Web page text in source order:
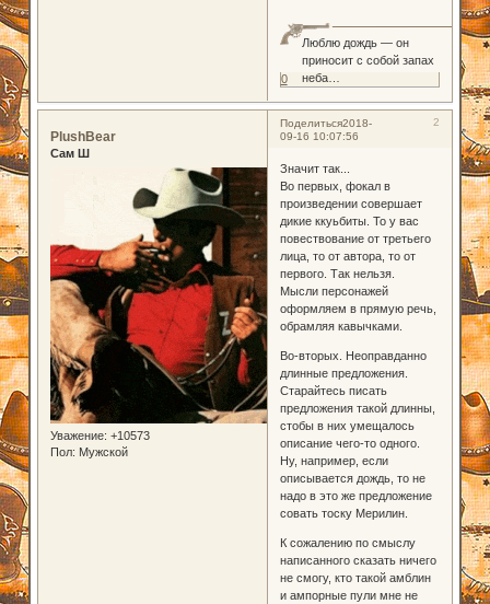
Люблю дождь — он
приносит с собой запах
неба…
0
Поделиться 2
2018-
09-16 10:07:56
PlushBear
Сам Ш
Уважение: +10573
Пол: Мужской
Значит так...
Во первых, фокал в
произведении совершает
дикие ккуьбиты. То у вас
повествование от третьего
лица, то от автора, то от
первого. Так нельзя.
Мысли персонажей
оформляем в прямую речь,
обрамляя кавычками.
Во-вторых. Неоправданно
длинные предложения.
Старайтесь писать
предложения такой длинны,
стобы в них умещалось
описание чего-то одного.
Ну, например, если
описывается дождь, то не
надо в это же предложение
совать тоску Мерилин.
К сожалению по смыслу
написанного сказать ничего
не смогу, кто такой амблин
и ампорные пули мне не